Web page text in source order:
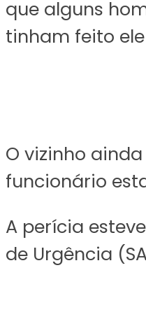
que alguns
tinham feito
O vizinho
funcionário
A perícia
de Urgência